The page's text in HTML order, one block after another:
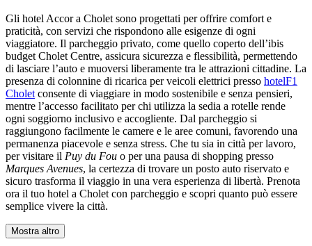
Gli hotel Accor a Cholet sono progettati per offrire comfort e
praticità, con servizi che rispondono alle esigenze di ogni
viaggiatore. Il parcheggio privato, come quello coperto dell’ibis
budget Cholet Centre, assicura sicurezza e flessibilità, permettendo
di lasciare l’auto e muoversi liberamente tra le attrazioni cittadine. La
presenza di colonnine di ricarica per veicoli elettrici presso hotelF1
Cholet consente di viaggiare in modo sostenibile e senza pensieri,
mentre l’accesso facilitato per chi utilizza la sedia a rotelle rende
ogni soggiorno inclusivo e accogliente. Dal parcheggio si
raggiungono facilmente le camere e le aree comuni, favorendo una
permanenza piacevole e senza stress. Che tu sia in città per lavoro,
per visitare il Puy du Fou o per una pausa di shopping presso
Marques Avenues, la certezza di trovare un posto auto riservato e
sicuro trasforma il viaggio in una vera esperienza di libertà. Prenota
ora il tuo hotel a Cholet con parcheggio e scopri quanto può essere
semplice vivere la città.
Mostra altro